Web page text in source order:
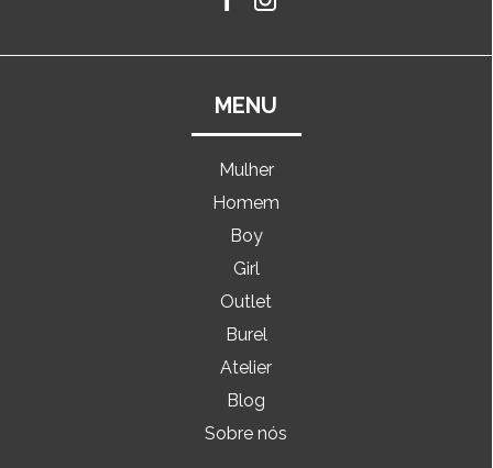
MENU
Mulher
Homem
Boy
Girl
Outlet
Burel
Atelier
Blog
Sobre nós